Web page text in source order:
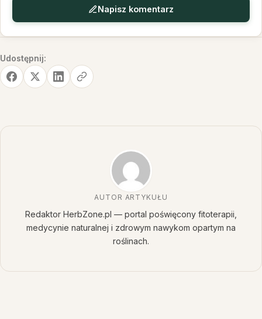
Napisz komentarz
Udostępnij:
AUTOR ARTYKUŁU
Redaktor HerbZone.pl — portal poświęcony fitoterapii,
medycynie naturalnej i zdrowym nawykom opartym na
roślinach.